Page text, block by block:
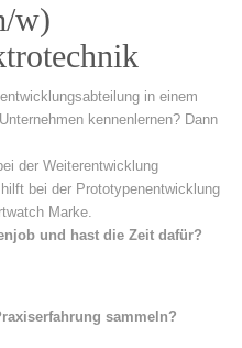
w)
in einem
kennenlernen? Dann
der Weiterentwicklung
bei der Prototypenentwicklung
Marke.
und hast die Zeit dafür?
sammeln?